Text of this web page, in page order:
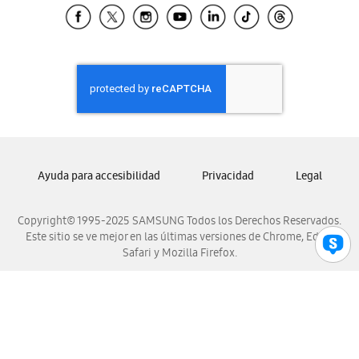
Samsung El Salvador
Samsung Honduras
Samsung Nicaragua
Samsung Panamá
Samsung Venezuela
Copyright© 1995-2025 SAMSUNG Todos los Derechos Reservados.
Este sitio se ve mejor en las últimas versiones de Chrome, Edge,
Safari y Mozilla Firefox.
Ayuda para accesibilidad Privacidad Legal